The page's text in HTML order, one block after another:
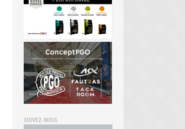
SUIVEZ-NOUS